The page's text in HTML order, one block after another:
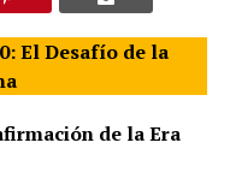
El Desafío de la
de la Era